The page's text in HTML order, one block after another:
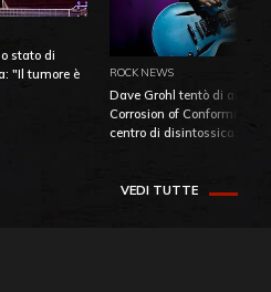
stato di
"Il tumore è
ROCK NEWS
Dave Grohl tentò di
Corrosion of Conformity
centro di
VEDI TUTTE